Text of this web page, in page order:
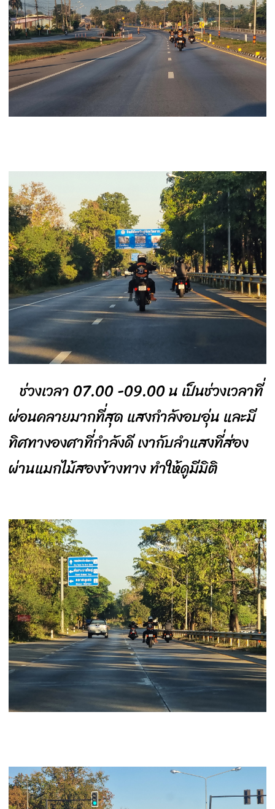
ช่วงเวลา 07.00 -09.00 น เป็นช่วงเวลาที่
ผ่อนคลายมากที่สุด แสงกำลังอบอุ่น และมี
ทิศทางองศาที่กำลังดี เงากับลำแสงที่ส่อง
ผ่านแมกไม้สองข้างทาง ทำให้ดูมีมิติ